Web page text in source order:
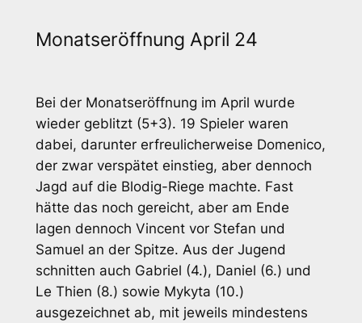
Monatseröffnung April 24
Bei der Monatseröffnung im April wurde
wieder geblitzt (5+3). 19 Spieler waren
dabei, darunter erfreulicherweise Domenico,
der zwar verspätet einstieg, aber dennoch
Jagd auf die Blodig-Riege machte. Fast
hätte das noch gereicht, aber am Ende
lagen dennoch Vincent vor Stefan und
Samuel an der Spitze. Aus der Jugend
schnitten auch Gabriel (4.), Daniel (6.) und
Le Thien (8.) sowie Mykyta (10.)
ausgezeichnet ab, mit jeweils mindestens